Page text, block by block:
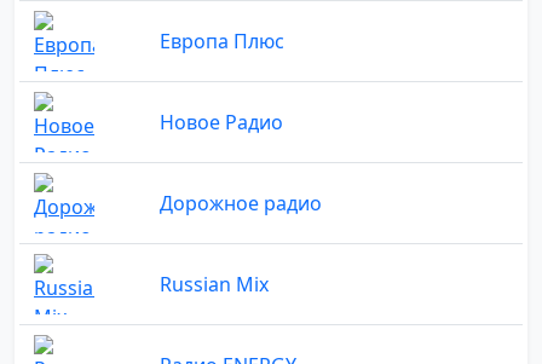
Европа Плюс
Новое Радио
Дорожное радио
Russian Mix